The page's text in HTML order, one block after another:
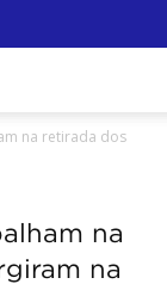
na retirada dos
na
na